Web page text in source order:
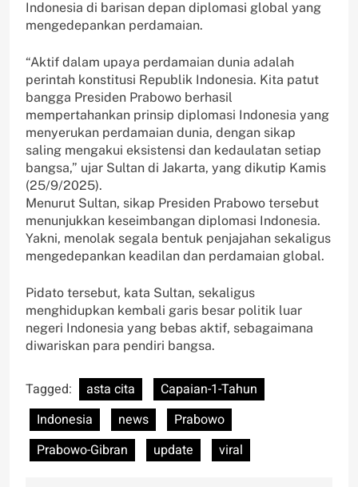
Indonesia di barisan depan diplomasi global yang
mengedepankan perdamaian.
“Aktif dalam upaya perdamaian dunia adalah
perintah konstitusi Republik Indonesia. Kita patut
bangga Presiden Prabowo berhasil
mempertahankan prinsip diplomasi Indonesia yang
menyerukan perdamaian dunia, dengan sikap
saling mengakui eksistensi dan kedaulatan setiap
bangsa,” ujar Sultan di Jakarta, yang dikutip Kamis
(25/9/2025).
Menurut Sultan, sikap Presiden Prabowo tersebut
menunjukkan keseimbangan diplomasi Indonesia.
Yakni, menolak segala bentuk penjajahan sekaligus
mengedepankan keadilan dan perdamaian global.
Pidato tersebut, kata Sultan, sekaligus
menghidupkan kembali garis besar politik luar
negeri Indonesia yang bebas aktif, sebagaimana
diwariskan para pendiri bangsa.
Tagged: asta cita
Capaian-1-Tahun
Indonesia
news
Prabowo
Prabowo-Gibran
update viral